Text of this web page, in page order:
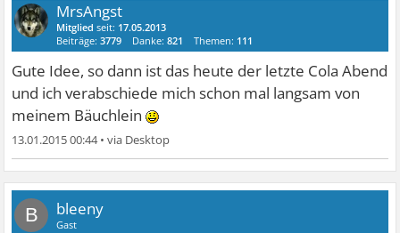
MrsAngst
Mitglied seit: 17.05.2013
Beiträge:3779 Danke:821 Themen: 111
Gute Idee, so dann ist das heute der letzte Cola Abend
und ich verabschiede mich schon mal langsam von
meinem Bäuchlein
13.01.2015 00:44•
B bleeny
Gast